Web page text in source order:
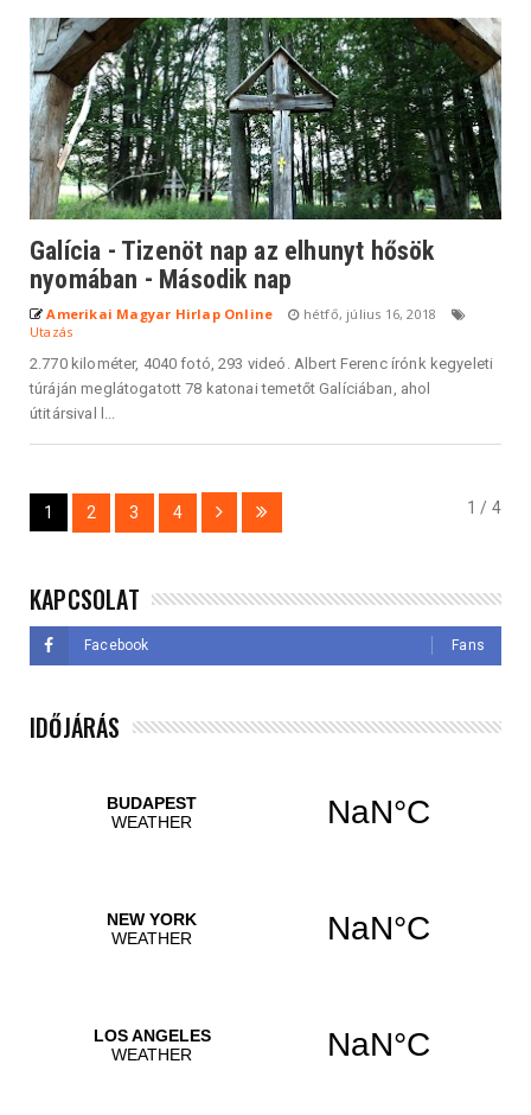
Galícia - Tizenöt nap az elhunyt hősök
nyomában - Második nap
Amerikai Magyar Hirlap Online
hétfő, július 16, 2018
Utazás
2.770 kilométer, 4040 fotó, 293 videó. Albert Ferenc írónk kegyeleti
túráján meglátogatott 78 katonai temetőt Galíciában, ahol
útitársival l...
1 / 4
1 2 3 4
KAPCSOLAT
Facebook Fans
IDŐJÁRÁS